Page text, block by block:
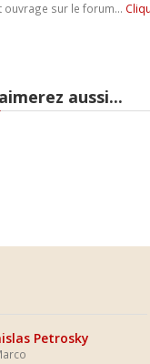
ouvrage sur le forum...
aussi...
Petrosky